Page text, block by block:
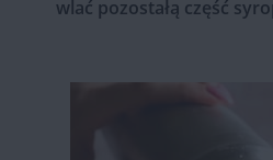
wlać pozostałą część